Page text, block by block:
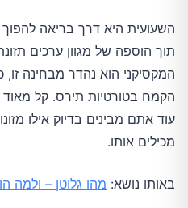
השעועית היא דרך בריאה
תוך הוספה של מגוון ערכים
המקסיקני הוא נהדר מבחינה זו,
הקמח בטורטיות תירס. קל מאוד
עוד אתם מבינים בדיוק אילו
מכילים אותו.
באותו נושא: מהו גלוטן – ולמה